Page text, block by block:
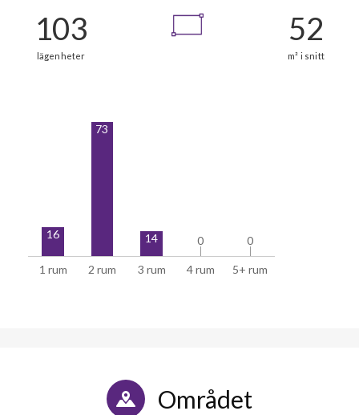
1 rum 2 rum 3 rum 4 rum 5+ rum
16
73
14 0
0 0
0
Området